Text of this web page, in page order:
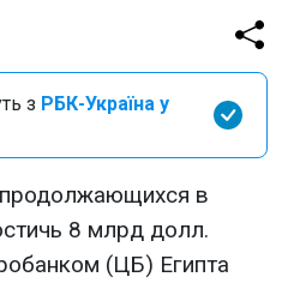
з РБК-Україна у
продолжающихся в
8 млрд долл.
(ЦБ) Египта